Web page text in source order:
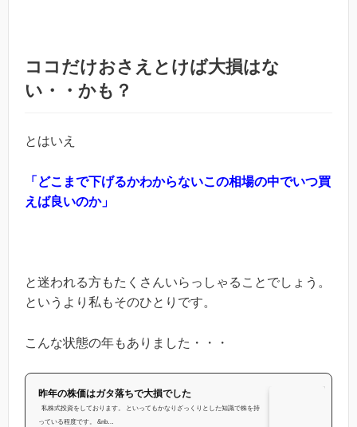
ココだけおさえとけば大損はな
い・・かも？
とはいえ
「どこまで下げるかわからないこの相場の中でいつ買
えば良いのか」
と迷われる方もたくさんいらっしゃることでしょう。
というより私もそのひとりです。
こんな状態の年もありました・・・
昨年の株価はガタ落ちで大損でした
私株式投資をしております。 といってもかなりざっくりとした知識で株を持
っている程度です。 &nb…